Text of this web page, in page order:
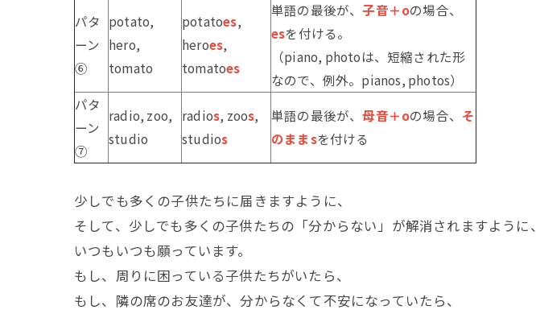
パタ
ーン
⑥
potato,
hero,
tomato
potatoes,
heroes,
tomatoes
単語の最後が、子音＋oの場合、
esを付ける。
（piano, photoは、短縮された形
なので、例外。pianos, photos）
パタ
ーン
⑦
radio, zoo,
studio
radios, zoos,
studios
単語の最後が、母音＋oの場合、 そ
のままsを付ける
少しでも多くの子供たちに届きますように、
そして、少しでも多くの子供たちの「分からない」が解消されますように、
いつもいつも願っています。
もし、周りに困っている子供たちがいたら、
もし、隣の席のお友達が、分からなくて不安になっていたら、